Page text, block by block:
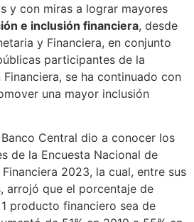
y con miras a lograr mayores
e inclusión financiera, desde
y Financiera, en conjunto
participantes de la
se ha continuado con
una mayor inclusión
Central dio a conocer los
de la Encuesta Nacional de
2023, la cual, entre sus
arrojó que el porcentaje de
producto financiero sea de